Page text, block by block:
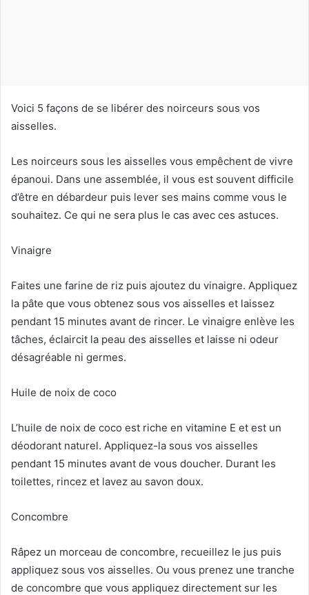
e
Voici 5 façons de se libérer des noirceurs sous vos
aisselles.
Les noirceurs sous les aisselles vous empêchent de vivre
épanoui. Dans une assemblée, il vous est souvent difficile
d’être en débardeur puis lever ses mains comme vous le
souhaitez. Ce qui ne sera plus le cas avec ces astuces.
Vinaigre
Faites une farine de riz puis ajoutez du vinaigre. Appliquez
la pâte que vous obtenez sous vos aisselles et laissez
pendant 15 minutes avant de rincer. Le vinaigre enlève les
tâches, éclaircit la peau des aisselles et laisse ni odeur
désagréable ni germes.
Huile de noix de coco
L’huile de noix de coco est riche en vitamine E et est un
déodorant naturel. Appliquez-la sous vos aisselles
pendant 15 minutes avant de vous doucher. Durant les
toilettes, rincez et lavez au savon doux.
Concombre
Râpez un morceau de concombre, recueillez le jus puis
appliquez sous vos aisselles. Ou vous prenez une tranche
de concombre que vous appliquez directement sur les